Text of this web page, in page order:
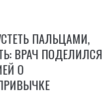
ПАЛЬЦАМИ,
ВРАЧ ПОДЕЛИЛСЯ
О